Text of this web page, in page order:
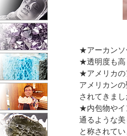
★アーカン
★透明度も高
★アメリカの
アメリカン
されてきまし
★内包物やイ
通るような
と称されてい